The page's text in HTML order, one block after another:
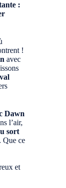
:
!
avec
Dawn
l’air,
sort
Que ce
et